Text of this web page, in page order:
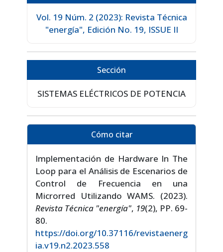
Vol. 19 Núm. 2 (2023): Revista Técnica
"energía", Edición No. 19, ISSUE II
Sección
SISTEMAS ELÉCTRICOS DE POTENCIA
Cómo citar
Implementación de Hardware In The
Loop para el Análisis de Escenarios de
Control de Frecuencia en una
Microrred Utilizando WAMS. (2023).
Revista Técnica "energía", 19(2), PP. 69-
80.
https://doi.org/10.37116/revistaenerg
ia.v19.n2.2023.558